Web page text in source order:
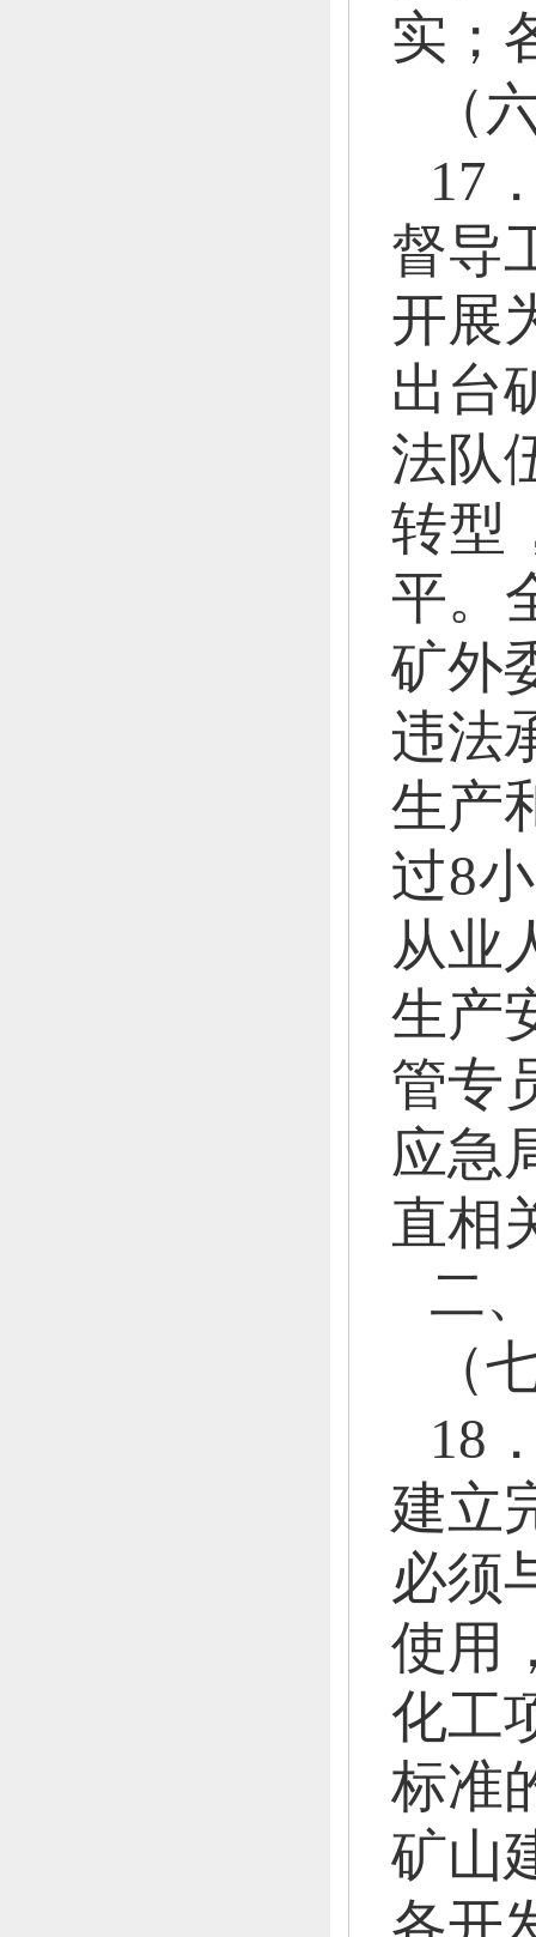
实；
（
17
督导
开展
出台
法队
转型
平。
矿外
违法
生产
过8
从业
生产
管专
应急
直相
二
（
18
建立
必须
使用
化工
标准
矿山